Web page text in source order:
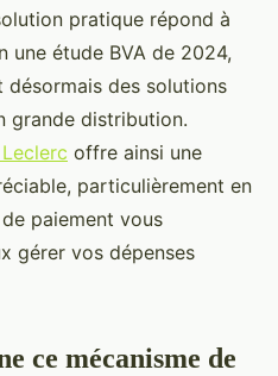
pratique répond à
une étude BVA de 2024,
désormais des solutions
grande distribution.
offre ainsi une
particulièrement en
paiement vous
gérer vos dépenses
ce mécanisme de